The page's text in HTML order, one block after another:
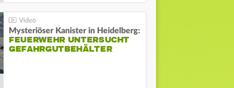
Mysteriöser Kanister in Heidelberg:
FEUERWEHR UNTERSUCHT
GEFAHRGUTBEHÄLTER